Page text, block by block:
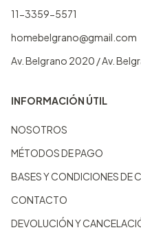
11-3359-5571
homebelgrano@gmail.com
Av. Belgrano 2020 / Av.
INFORMACIÓN ÚTIL
NOSOTROS
MÉTODOS DE PAGO
BASES Y CONDICIONES DE
CONTACTO
DEVOLUCIÓN Y